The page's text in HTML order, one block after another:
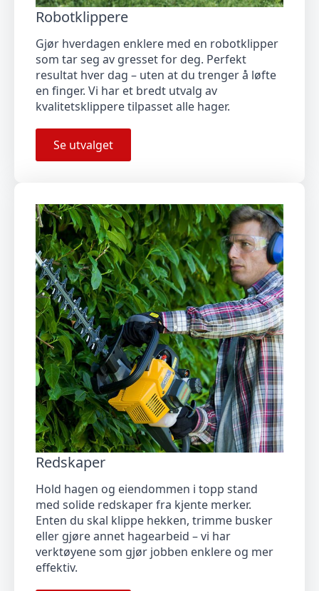
Robotklippere
Gjør hverdagen enklere med en robotklipper
som tar seg av gresset for deg. Perfekt
resultat hver dag – uten at du trenger å løfte
en finger. Vi har et bredt utvalg av
kvalitetsklippere tilpasset alle hager.
Se utvalget
Redskaper
Hold hagen og eiendommen i topp stand
med solide redskaper fra kjente merker.
Enten du skal klippe hekken, trimme busker
eller gjøre annet hagearbeid – vi har
verktøyene som gjør jobben enklere og mer
effektiv.